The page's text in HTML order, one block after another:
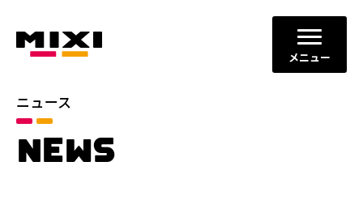
メニュー
ニュース
NEWS